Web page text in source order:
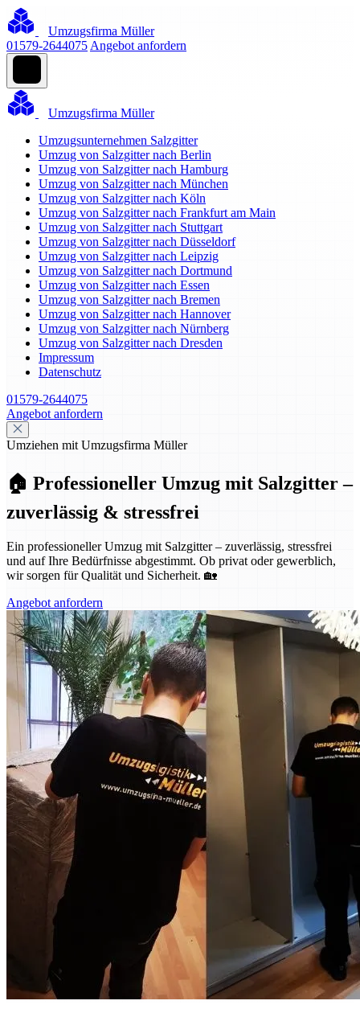
Umzugsfirma Müller
01579-2644075 Angebot anfordern
Umzugsfirma Müller
Umzugsunternehmen Salzgitter
Umzug von Salzgitter nach Berlin
Umzug von Salzgitter nach Hamburg
Umzug von Salzgitter nach München
Umzug von Salzgitter nach Köln
Umzug von Salzgitter nach Frankfurt am Main
Umzug von Salzgitter nach Stuttgart
Umzug von Salzgitter nach Düsseldorf
Umzug von Salzgitter nach Leipzig
Umzug von Salzgitter nach Dortmund
Umzug von Salzgitter nach Essen
Umzug von Salzgitter nach Bremen
Umzug von Salzgitter nach Hannover
Umzug von Salzgitter nach Nürnberg
Umzug von Salzgitter nach Dresden
Impressum
Datenschutz
01579-2644075
Angebot anfordern
Umziehen mit Umzugsfirma Müller
🏠 Professioneller Umzug mit Salzgitter –
zuverlässig & stressfrei
Ein professioneller Umzug mit Salzgitter – zuverlässig, stressfrei
und auf Ihre Bedürfnisse abgestimmt. Ob privat oder gewerblich,
wir sorgen für Qualität und Sicherheit. 🏡
Angebot anfordern